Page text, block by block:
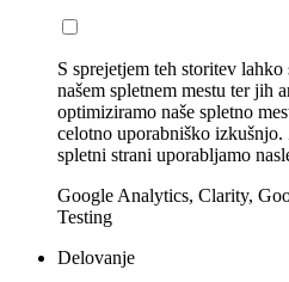
S sprejetjem teh storitev
našem spletnem mestu ter jih
optimiziramo naše spletno
celotno uporabniško izkušnjo.
spletni strani uporabljamo
Google Analytics, Clarity,
Testing
Delovanje